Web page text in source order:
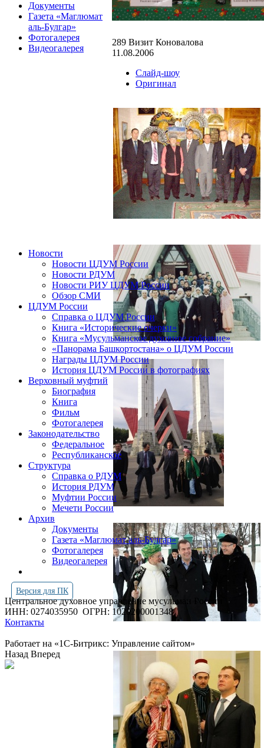
Документы
Газета «Маглюмат
аль-Булгар»
Фотогалерея
Видеогалерея
289 Визит Коновалова
11.08.2006
Слайд-шоу
Оригинал
Новости
Новости ЦДУМ России
Новости РДУМ
Новости РИУ ЦДУМ России
Обзор СМИ
ЦДУМ России
Справка о ЦДУМ России
Книга «Исторические очерки»
Книга «Мусульманское духовное собрание»
«Панорама Башкортостана» о ЦДУМ России
Награды ЦДУМ России
История ЦДУМ России в фотографиях
Верховный муфтий
Биография
Книга
Фильм
Фотогалерея
Законодательство
Федеральное
Республиканское
Структура
Справка о РДУМ
История РДУМ
Муфтии России
Мечети России
Архив
Документы
Газета «Маглюмат аль-Булгар»
Фотогалерея
Видеогалерея
Версия для ПК
Центральное духовное управление мусульман России
ИНН: 0274035950 ОГРН: 1020200001348
Контакты
Работает на «1С-Битрикс: Управление сайтом»
4251070
Посетителей сегодня:
Посетителей в онлайн:
Назад Вперед